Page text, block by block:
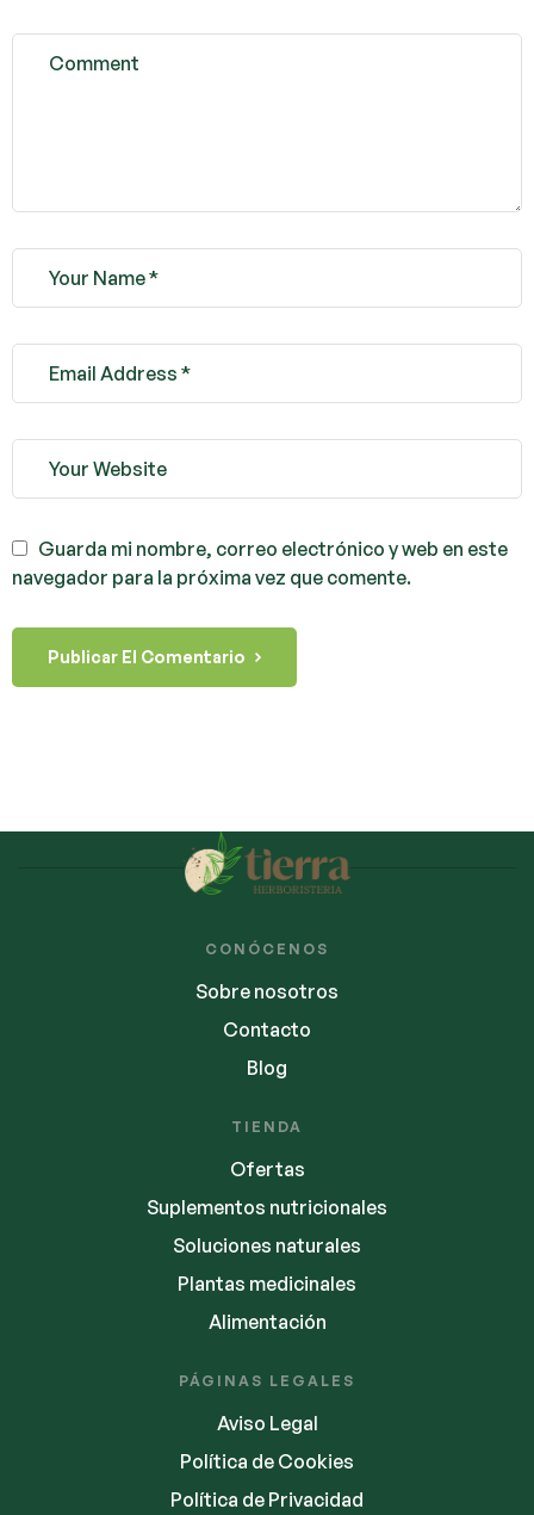
Guarda mi nombre, correo electrónico y web en este
navegador para la próxima vez que comente.
Publicar El Comentario
CONÓCENOS
Sobre nosotros
Contacto
Blog
TIENDA
Ofertas
Suplementos nutricionales
Soluciones naturales
Plantas medicinales
Alimentación
PÁGINAS LEGALES
Aviso Legal
Política de Cookies
Política de Privacidad